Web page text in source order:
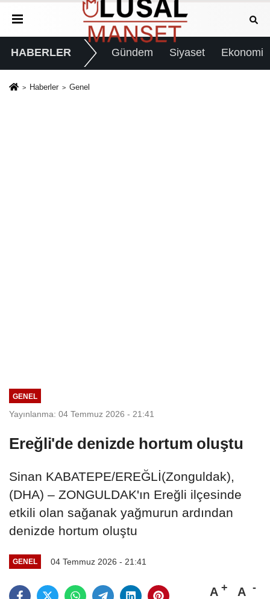
HABERLER Gündem Siyaset Ekonomi
Haberler Genel
GENEL
Yayınlanma: 04 Temmuz 2026 - 21:41
Ereğli'de denizde hortum oluştu
Sinan KABATEPE/EREĞLİ(Zonguldak),
(DHA) – ZONGULDAK'ın Ereğli ilçesinde
etkili olan sağanak yağmurun ardından
denizde hortum oluştu
GENEL 04 Temmuz 2026 - 21:41
A A